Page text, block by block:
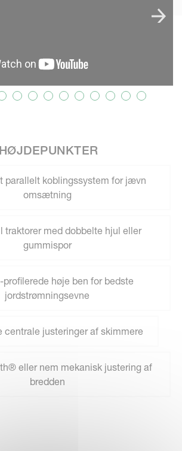
HØJDEPUNKTER
parallelt koblingssystem for jævn
omsætning
traktorer med dobbelte hjul eller
gummispor
profilerede høje ben for bedste
jordstrømningsevne
centrale justeringer af skimmere
eller nem mekanisk justering af
bredden